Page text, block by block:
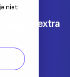
niet
en extra